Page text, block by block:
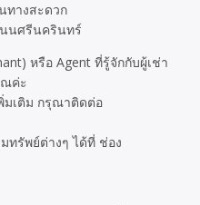
ทางสะดวก
นศรีนครินทร์
หรือ Agent ที่รู้จักกับผู้เช่า
ค่ะ
มเติม กรุณาติดต่อ
ทรัพย์ต่างๆ ได้ที่ ช่อง